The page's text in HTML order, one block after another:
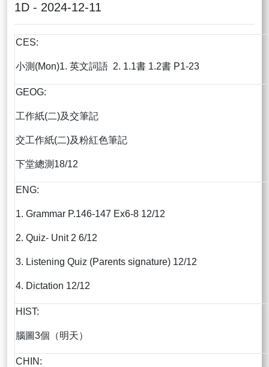
1D - 2024-12-11
CES:
小測(Mon)1. 英文詞語 2. 1.1書 1.2書 P1-23
GEOG:
工作紙(二)及交筆記
交工作紙(二)及粉紅色筆記
下堂總測18/12
ENG:
1. Grammar P.146-147 Ex6-8 12/12
2. Quiz- Unit 2 6/12
3. Listening Quiz (Parents signature) 12/12
4. Dictation 12/12
HIST:
腦圖3個（明天）
CHIN: